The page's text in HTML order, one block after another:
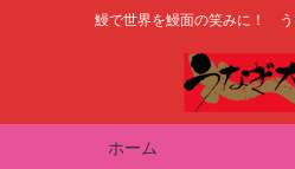
鰻で世界を鰻面の笑みに！ う
ホーム